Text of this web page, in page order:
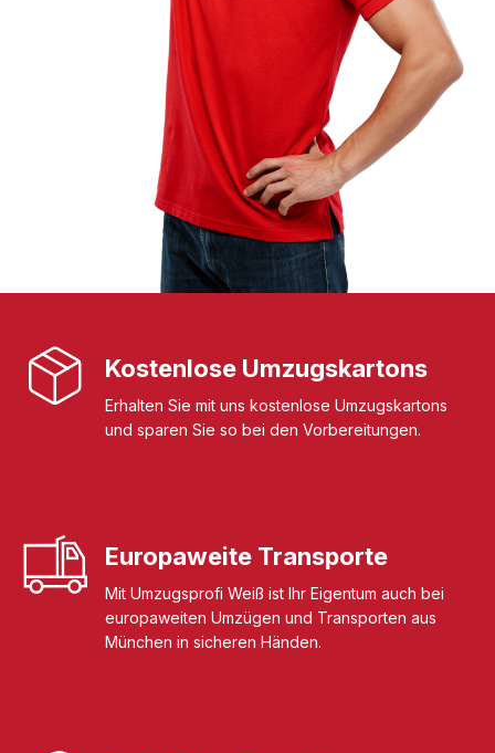
Kostenlose Umzugskartons
Erhalten Sie mit uns kostenlose Umzugskartons
und sparen Sie so bei den Vorbereitungen.
Europaweite Transporte
Mit Umzugsprofi Weiß ist Ihr Eigentum auch bei
europaweiten Umzügen und Transporten aus
München in sicheren Händen.